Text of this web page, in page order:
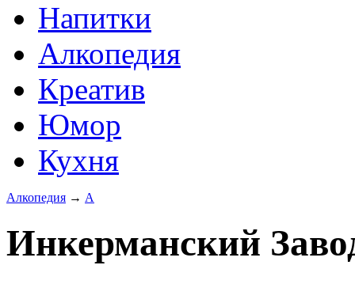
Напитки
Алкопедия
Креатив
Юмор
Кухня
Алкопедия → А
Инкерманский